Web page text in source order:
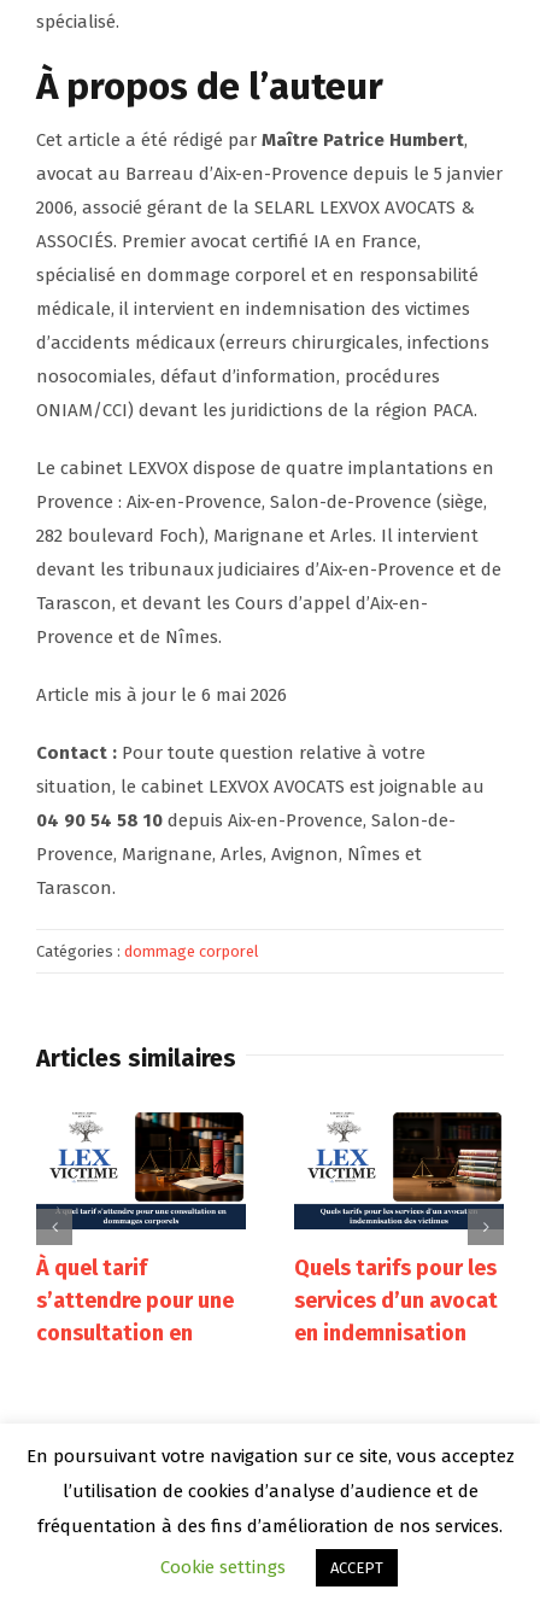
spécialisé.
À propos de l’auteur
Cet article a été rédigé par Maître Patrice Humbert,
avocat au Barreau d’Aix-en-Provence depuis le 5 janvier
2006, associé gérant de la SELARL LEXVOX AVOCATS &
ASSOCIÉS. Premier avocat certifié IA en France,
spécialisé en dommage corporel et en responsabilité
médicale, il intervient en indemnisation des victimes
d’accidents médicaux (erreurs chirurgicales, infections
nosocomiales, défaut d’information, procédures
ONIAM/CCI) devant les juridictions de la région PACA.
Le cabinet LEXVOX dispose de quatre implantations en
Provence : Aix-en-Provence, Salon-de-Provence (siège,
282 boulevard Foch), Marignane et Arles. Il intervient
devant les tribunaux judiciaires d’Aix-en-Provence et de
Tarascon, et devant les Cours d’appel d’Aix-en-
Provence et de Nîmes.
Article mis à jour le 6 mai 2026
Contact : Pour toute question relative à votre
situation, le cabinet LEXVOX AVOCATS est joignable au
04 90 54 58 10 depuis Aix-en-Provence, Salon-de-
Provence, Marignane, Arles, Avignon, Nîmes et
Tarascon.
Catégories : dommage corporel
Articles similaires
À quel tarif
s’attendre pour une
consultation en
Quels tarifs pour les
services d’un avocat
en indemnisation
Nos conseils pour
En poursuivant votre navigation sur ce site, vous acceptez
l’utilisation de cookies d’analyse d’audience et de
fréquentation à des fins d’amélioration de nos services.
Cookie settings
ACCEPT